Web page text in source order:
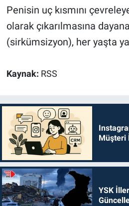
Penisin uç kısmını
olarak çıkarılmasına
(sirkümsizyon), her yaşta
Kaynak: RSS
Müşteri
YSK